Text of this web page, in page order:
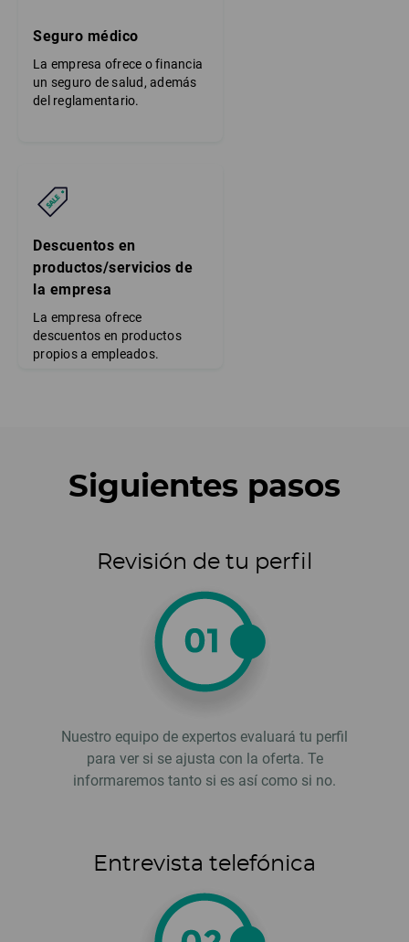
Seguro médico
La empresa ofrece o financia
un seguro de salud, además
del reglamentario.
Descuentos en
productos/servicios de
la empresa
La empresa ofrece
descuentos en productos
propios a empleados.
Siguientes pasos
Revisión de tu perfil
Nuestro equipo de expertos evaluará tu perfil
para ver si se ajusta con la oferta. Te
informaremos tanto si es así como si no.
Entrevista telefónica